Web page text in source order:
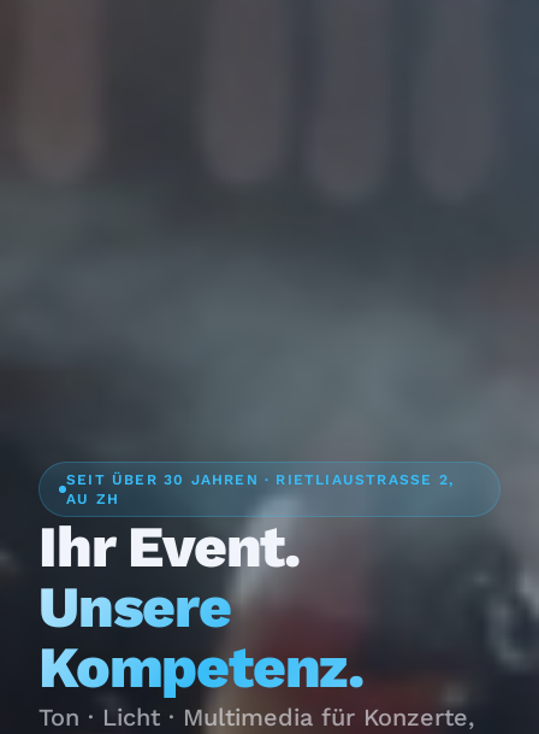
SEIT ÜBER 30 JAHREN · RIETLIAUSTRASSE 2,
AU ZH
Ihr Event.
Unsere
Kompetenz.
Ton · Licht · Multimedia für Konzerte,